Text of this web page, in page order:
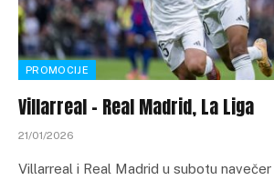
PROMOCIJE
Villarreal – Real Madrid, La Liga
21/01/2026
Villarreal i Real Madrid u subotu navečer